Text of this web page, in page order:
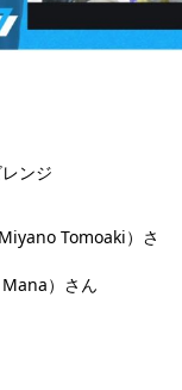
ンジ
Tomoaki）さ
）さん